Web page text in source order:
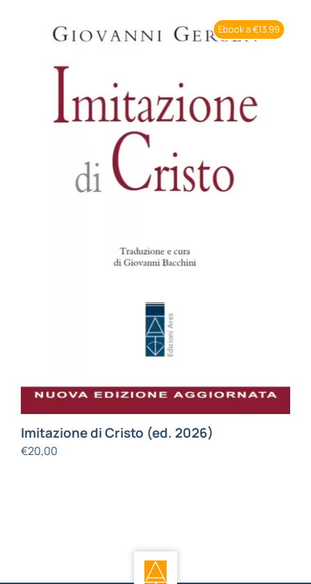
Ebook a €13,99
Imitazione di Cristo (ed. 2026)
€20,00